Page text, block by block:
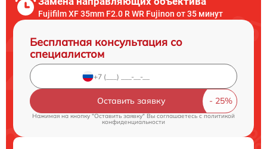
Fujifilm XF 35mm F2.0 R WR Fujinon от 35 минут
Бесплатная консультация со
специалистом
Оставить заявку
Нажимая на кнопку "Оставить заявку" Вы соглашаетесь c политикой
конфиденциальности